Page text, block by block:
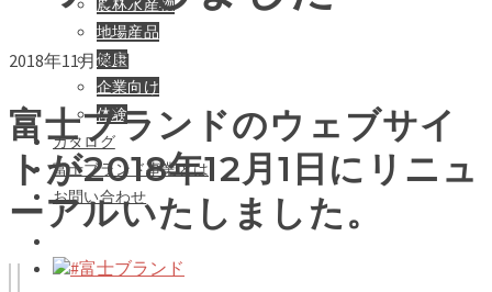
農林水産物
地場産品
健康
企業向け
体験
カタログ
富士ブランド事業とは
お問い合わせ
#富士ブランド
2018年11月28日
富士ブランドのウェブサイ
トが2018年12月1日にリニュ
ーアルいたしました。